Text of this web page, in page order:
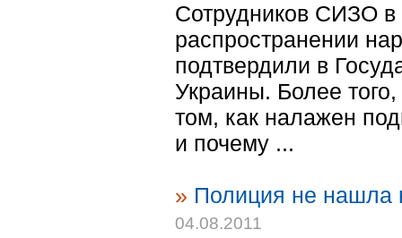
Сотрудников СИЗО
распространении
подтвердили в
Украины. Более
том, как налажен
и почему ...
» Полиция не нашла
04.08.2011